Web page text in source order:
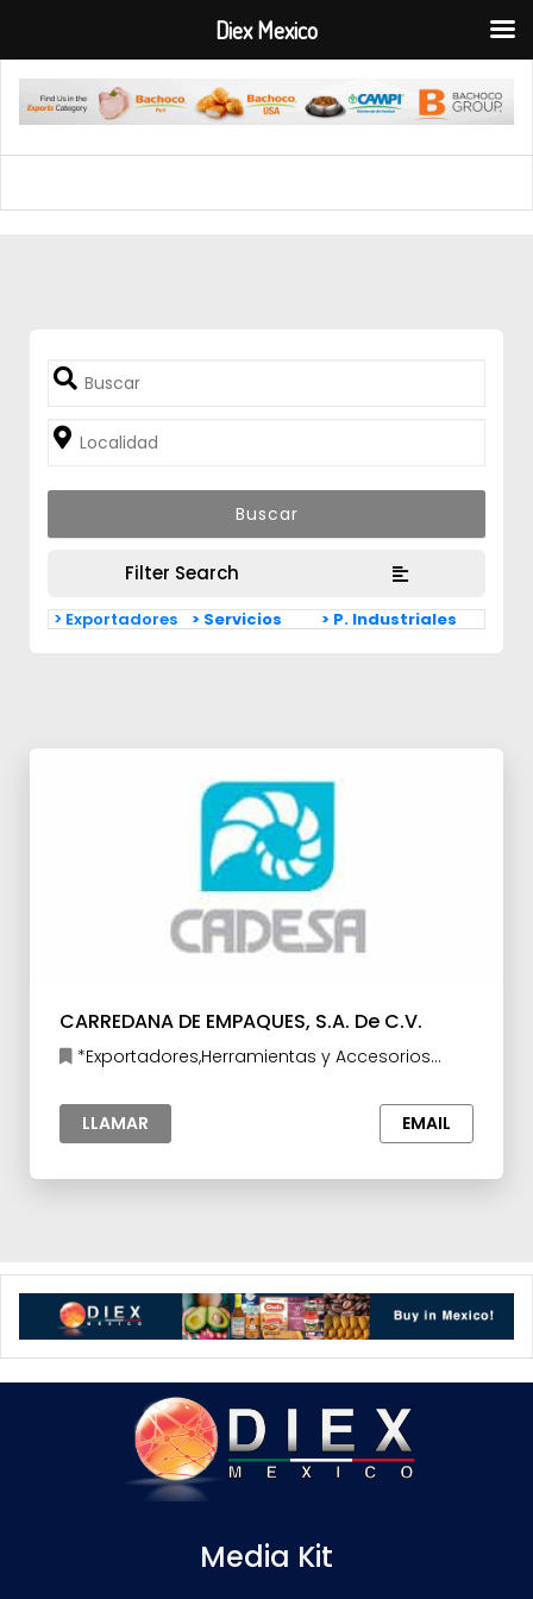
Filter Search
> Exportadores > Servicios > P. Industriales
CARREDANA DE EMPAQUES, S.A. De C.V.
*Exportadores,Herramientas y Accesorios
LLAMAR
EMAIL
Media Kit
Diex Mexico